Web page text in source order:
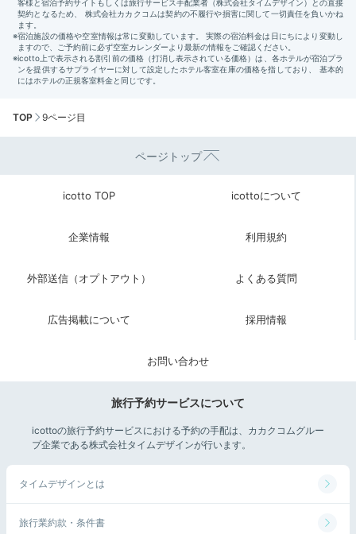
TOP 9ページ目
ページトップ
icotto TOP icottoについて
企業情報 利用規約
外部送信（オプトアウト） よくある質問
広告掲載について 採用情報
お問い合わせ
旅行予約サービスについて
icottoの旅行予約サービスにおける予約の手配は、カカクコムグルー
プ企業である株式会社タイムデザインが行います。
タイムデザインとは
旅行業約款・条件書